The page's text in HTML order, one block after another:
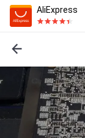
AliExpress